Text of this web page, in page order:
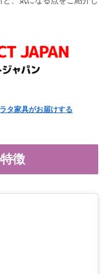
タ家具がお届けする
徴